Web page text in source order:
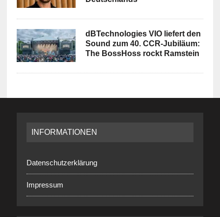
dBTechnologies VIO liefert den
Sound zum 40. CCR-Jubiläum:
The BossHoss rockt Ramstein
INFORMATIONEN
Datenschutzerklärung
Impressum